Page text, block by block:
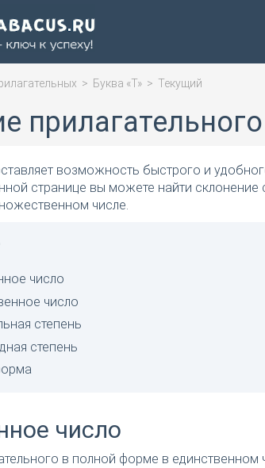
> Буква «Т» > Текущий
возможность быстрого и
странице вы можете найти
числе.
число
число
степень
степень
число
в полной форме в